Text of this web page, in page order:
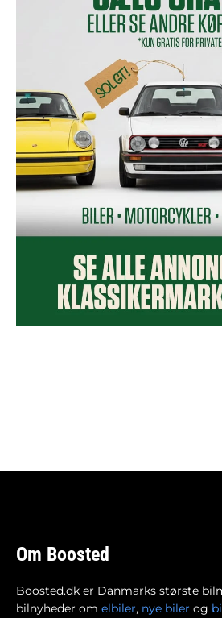
Om Boosted
Boosted.dk er Danmarks største
bilnyheder om elbiler, nye biler og